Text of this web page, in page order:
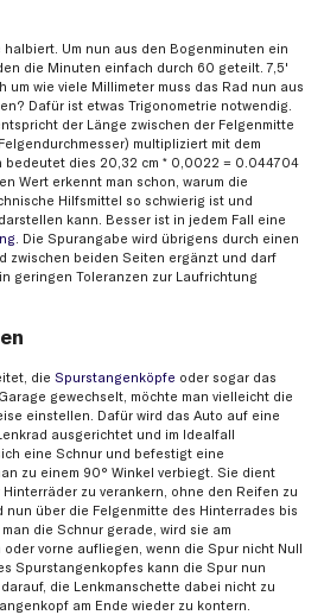
Um nun aus den Bogenminuten ein
die Minuten einfach durch 60 geteilt. 7,5'
um wie viele Millimeter muss das Rad nun aus
Dafür ist etwas Trigonometrie notwendig.
der Länge zwischen der Felgenmitte
multipliziert mit dem
bedeutet dies 20,32 cm * 0,0022 = 0.044704
Wert erkennt man schon, warum die
Hilfsmittel so schwierig ist und
kann. Besser ist in jedem Fall eine
. Die Spurangabe wird übrigens durch einen
zwischen beiden Seiten ergänzt und darf
geringen Toleranzen zur Laufrichtung
die Spurstangenköpfe oder sogar das
gewechselt, möchte man vielleicht die
einstellen. Dafür wird das Auto auf eine
ausgerichtet und im Idealfall
eine Schnur und befestigt eine
zu einem 90° Winkel verbiegt. Sie dient
zu verankern, ohne den Reifen zu
nun über die Felgenmitte des Hinterrades bis
die Schnur gerade, wird sie am
vorne aufliegen, wenn die Spur nicht Null
Spurstangenkopfes kann die Spur nun
die Lenkmanschette dabei nicht zu
am Ende wieder zu kontern.